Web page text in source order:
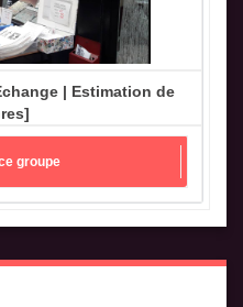
| Estimation de
groupe